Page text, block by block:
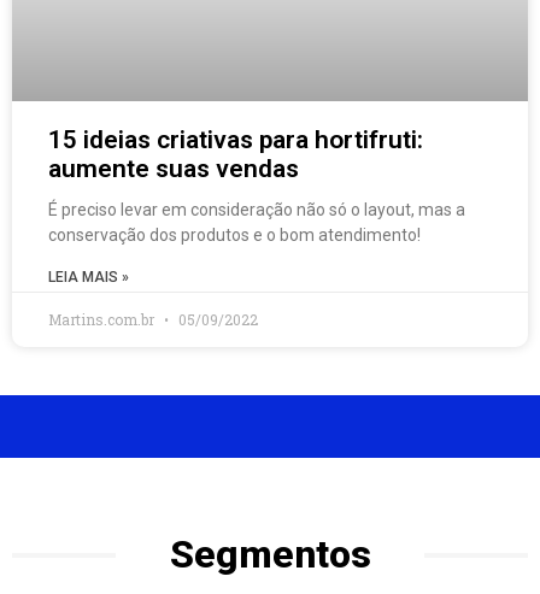
15 ideias criativas para hortifruti:
aumente suas vendas
É preciso levar em consideração não só o layout, mas a
conservação dos produtos e o bom atendimento!
LEIA MAIS »
Martins.com.br 05/09/2022
Segmentos